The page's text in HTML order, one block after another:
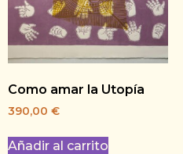
Como amar la Utopía
390,00 €
Añadir al carrito